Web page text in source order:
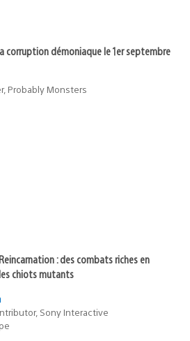
corruption démoniaque le 1er septembre
Probably Monsters
: des combats riches en
chiots mutants
Sony Interactive